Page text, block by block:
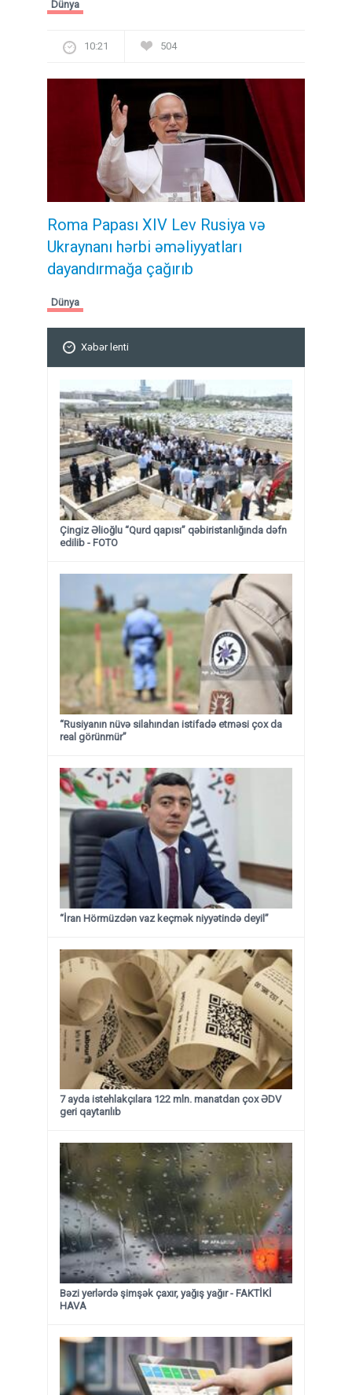
Dünya
10:21 504
Roma Papası XIV Lev Rusiya və
Ukraynanı hərbi əməliyyatları
dayandırmağa çağırıb
Dünya
Xəbər lenti
Çingiz Əlioğlu “Qurd qapısı” qəbiristanlığında dəfn
edilib - FOTO
“Rusiyanın nüvə silahından istifadə etməsi çox da
real görünmür”
“İran Hörmüzdən vaz keçmək niyyətində deyil”
7 ayda istehlakçılara 122 mln. manatdan çox ƏDV
geri qaytarılıb
Bəzi yerlərdə şimşək çaxır, yağış yağır - FAKTİKİ
HAVA